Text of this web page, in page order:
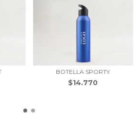
BOTELLA SPORTY
$14.770